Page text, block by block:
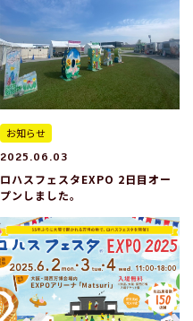
お知らせ
2025.06.03
ロハスフェスタEXPO 2日目オー
プンしました。